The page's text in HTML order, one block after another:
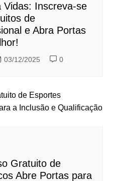
Vidas: Inscreva-se
de
e Abra Portas
03/12/2025 0
Gratuito de
Abre Portas para